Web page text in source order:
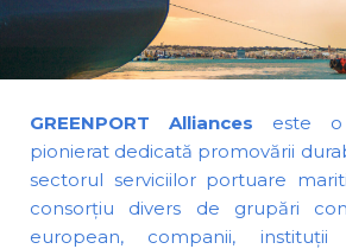
GREENPORT Alliances este o
pionierat dedicată promovării
sectorul serviciilor portuare
consorțiu divers de grupări
european, companii,